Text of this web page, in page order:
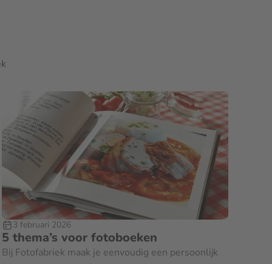
3 februari 2026
5 thema’s voor fotoboeken
Bij Fotofabriek maak je eenvoudig een persoonlijk